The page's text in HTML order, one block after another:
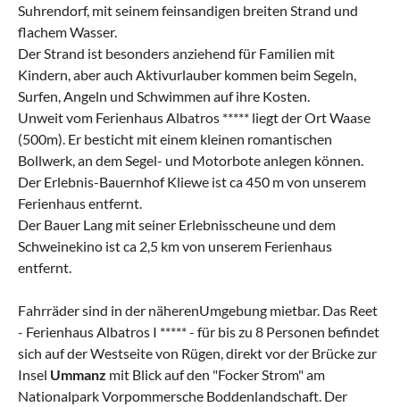
Suhrendorf, mit seinem feinsandigen breiten Strand und
flachem Wasser.
Der Strand ist besonders anziehend für Familien mit
Kindern, aber auch Aktivurlauber kommen beim Segeln,
Surfen, Angeln und Schwimmen auf ihre Kosten.
Unweit vom Ferienhaus Albatros ***** liegt der Ort Waase
(500m). Er besticht mit einem kleinen romantischen
Bollwerk, an dem Segel- und Motorbote anlegen können.
Der Erlebnis-Bauernhof Kliewe ist ca 450 m von unserem
Ferienhaus entfernt.
Der Bauer Lang mit seiner Erlebnisscheune und dem
Schweinekino ist ca 2,5 km von unserem Ferienhaus
entfernt.
Fahrräder sind in der näherenUmgebung mietbar. Das Reet
- Ferienhaus Albatros I ***** - für bis zu 8 Personen befindet
sich auf der Westseite von Rügen, direkt vor der Brücke zur
Insel Ummanz mit Blick auf den "Focker Strom" am
Nationalpark Vorpommersche Boddenlandschaft. Der